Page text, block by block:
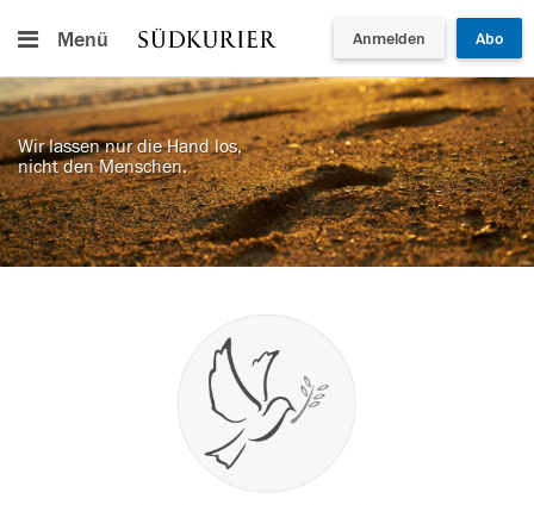
Menü Anmelden Abo
Wir lassen nur die Hand los,
nicht den Menschen.